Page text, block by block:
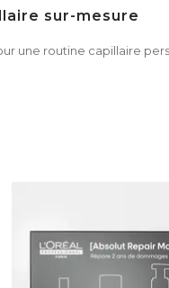
sur-mesure
une routine capillaire